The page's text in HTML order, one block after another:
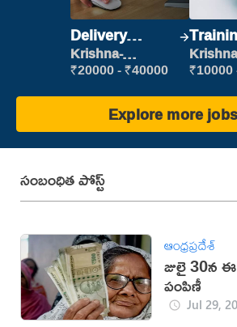
Delivery
Executive
Krishna-
vijayawada
₹20000 - ₹40000
Explore more jobs
సంబంధిత పోస్ట్
ఆంధ్రప్రదేశ్
జులై 30న
పంపిణీ
Jul 29,